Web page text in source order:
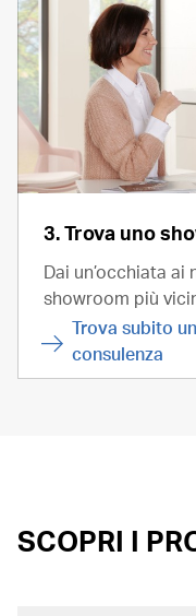
3. Trova uno
Dai un’occhiata
showroom più
Trova subito
consulenza
SCOPRI I